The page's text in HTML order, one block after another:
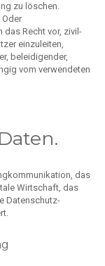
zu löschen.
Oder
das Recht vor, zivil-
einzuleiten,
beleidigender,
vom verwendeten
das
Wirtschaft, das
Datenschutz-